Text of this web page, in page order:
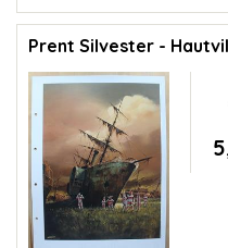
Prent Silvester -